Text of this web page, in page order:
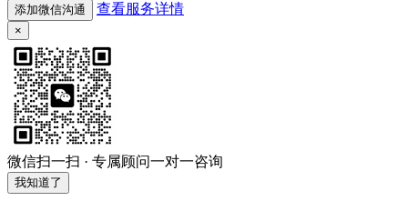
添加微信沟通 查看服务详情
×
微信扫一扫 · 专属顾问一对一咨询
我知道了